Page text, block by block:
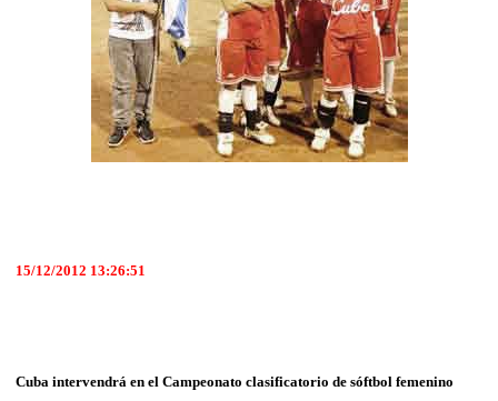
15/12/2012 13:26:51
Cuba intervendrá en el Campeonato clasificatorio de sóftbol femenino